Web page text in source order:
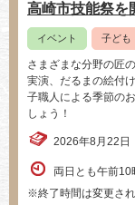
高崎市技能祭を
イベント 子ども
さまざまな分野の匠
実演、だるまの絵付
子職人による季節の
しょう！
2026年8月22日
両日とも午前
※終了時間は変更され